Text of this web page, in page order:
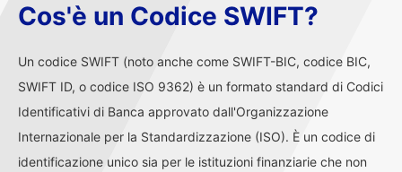
Cos'è un Codice SWIFT?
Un codice SWIFT (noto anche come SWIFT-BIC, codice BIC,
SWIFT ID, o codice ISO 9362) è un formato standard di Codici
Identificativi di Banca approvato dall'Organizzazione
Internazionale per la Standardizzazione (ISO). È un codice di
identificazione unico sia per le istituzioni finanziarie che non